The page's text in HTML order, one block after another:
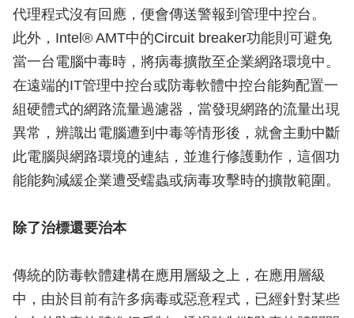
代理程式沒有回應，便會傳送警報到管理中控台。
此外，Intel® AMT中的Circuit breaker功能則可避免
當一台電腦中毒時，將病毒擴散至企業網路環境中。
在遠端的IT管理中控台或防毒軟體中控台能夠配置一
組硬體式的網路流量過濾器，當發現網路的流量出現
異常，辨識出電腦遭到中毒等情形後，就會主動中斷
此電腦與網路環境的連結，並進行修護動作，這個功
能能夠減緩企業遭受蠕蟲或病毒攻擊時的擴散範圍。
除了治標還要治本
傳統的防毒軟體建構在應用層級之上，在應用層級
中，由於目前有許多病毒或惡意程式，已經針對某些